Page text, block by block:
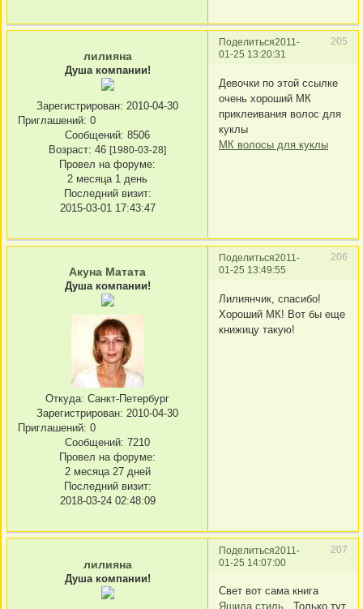
Поделиться 205
2011-
01-25 13:20:31
лилияна
Душа компании!
Зарегистрирован: 2010-04-30
Приглашений: 0
Сообщений: 8506
Возраст: 46 [1980-03-28]
Провел на форуме:
2 месяца 1 день
Последний визит:
2015-03-01 17:43:47
Девочки по этой ссылке
очень хороший МК
приклеивания волос для
куклы
МК волосы для куклы
Поделиться 206
2011-
01-25 13:49:55
Акуна Матата
Душа компании!
Откуда: Санкт-Петербург
Зарегистрирован: 2010-04-30
Приглашений: 0
Сообщений: 7210
Провел на форуме:
2 месяца 27 дней
Последний визит:
2018-03-24 02:48:09
Лилиянчик, спасибо!
Хороший МК! Вот бы еще
книжицу такую!
Поделиться 207
2011-
01-25 14:07:00
лилияна
Душа компании!
Свет вот сама книга
Яшида стиль Только тут